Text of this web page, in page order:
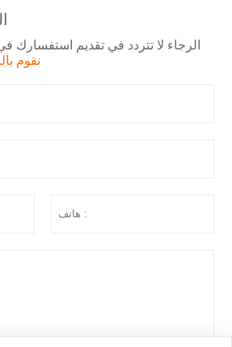
الرجاء لا تتردد في تقديم استفسارك في
نقوم